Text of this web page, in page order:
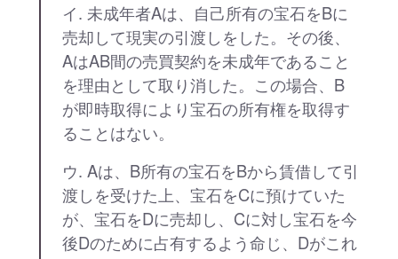
イ. 未成年者Aは、自己所有の宝石をBに
売却して現実の引渡しをした。その後、
AはAB間の売買契約を未成年であること
を理由として取り消した。この場合、B
が即時取得により宝石の所有権を取得す
ることはない。
ウ. Aは、B所有の宝石をBから賃借して引
渡しを受けた上、宝石をCに預けていた
が、宝石をDに売却し、Cに対し宝石を今
後Dのために占有するよう命じ、Dがこれ